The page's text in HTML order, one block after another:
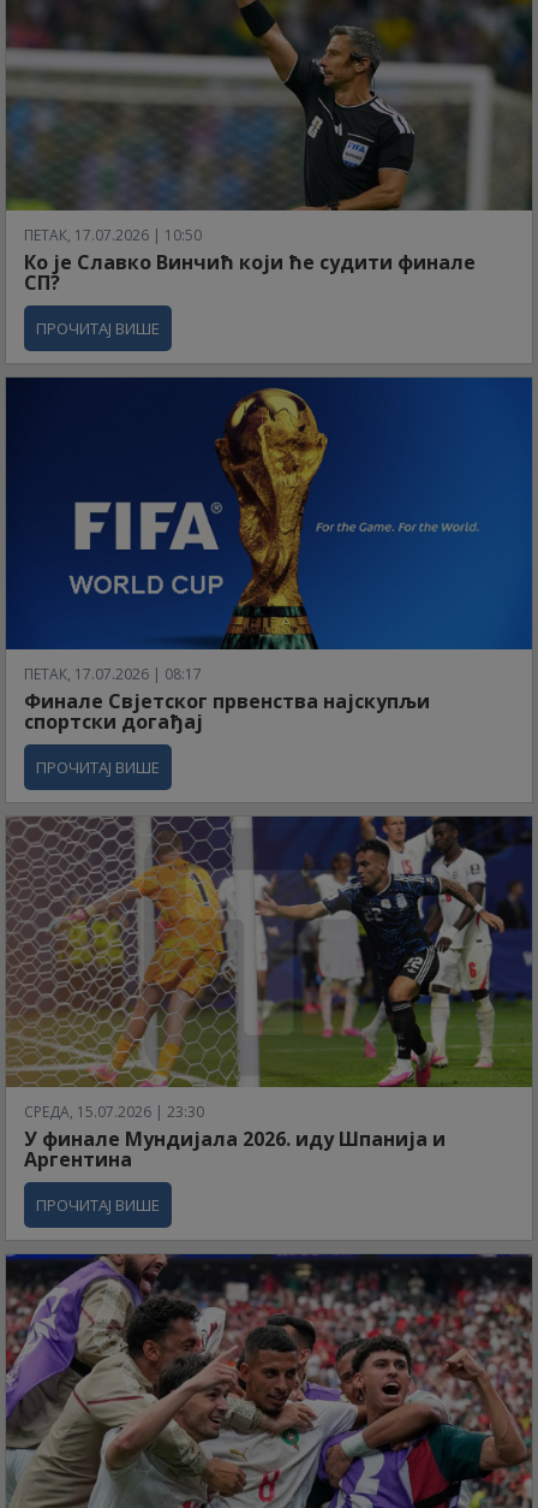
ПЕТАК, 17.07.2026 | 10:50
Ко је Славко Винчић који ће судити финале
СП?
ПРОЧИТАЈ ВИШЕ
ПЕТАК, 17.07.2026 | 08:17
Финале Свјетског првенства најскупљи
спортски догађај
ПРОЧИТАЈ ВИШЕ
СРЕДА, 15.07.2026 | 23:30
У финале Мундијала 2026. иду Шпанија и
Аргентина
ПРОЧИТАЈ ВИШЕ